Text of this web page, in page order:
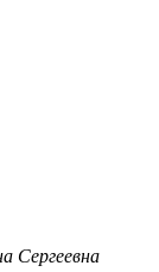
Сергеевна